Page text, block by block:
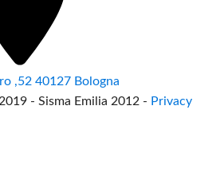
,52 40127 Bologna
- Sisma Emilia 2012 - Privacy